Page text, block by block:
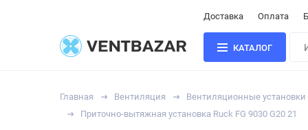
Доставка Оплата
КАТАЛОГ
Главная Вентиляция Вентиляционные установки
Приточно-вытяжная установка Ruck FG 9030 G20 21